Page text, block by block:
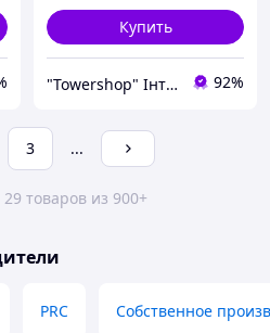
Купить
"Towershop" Інтернет-магазин 92%
3 ...
товаров из 900+
PRC Собственное